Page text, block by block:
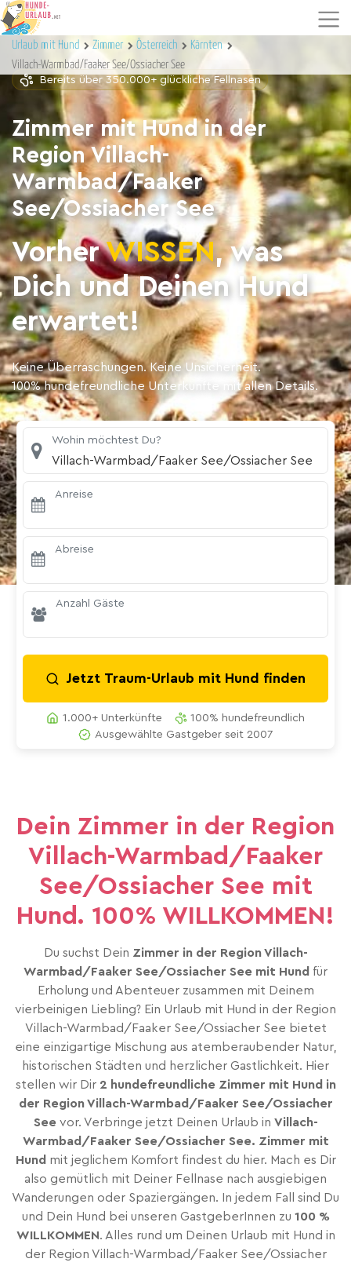
Urlaub mit Hund Zimmer Österreich
Kärnten
Villach-Warmbad/Faaker See/Ossiacher See
Bereits über 350.000+ glückliche Fellnasen
Zimmer mit Hund in der
Region Villach-
Warmbad/Faaker
See/Ossiacher See
VorherWISSEN, was
Dich und Deinen Hund
erwartet!
Keine Überraschungen. Keine Unsicherheit.
100% hundefreundliche Unterkünfte mit allen Details.
Wohin möchtest Du?
Villach-Warmbad/Faaker See/Ossiacher See
Anreise
Abreise
Anzahl Gäste
Jetzt Traum-Urlaub mit Hund finden
1.000+ Unterkünfte
100% hundefreundlich
Ausgewählte Gastgeber seit 2007
Dein Zimmer in der Region
Villach-Warmbad/Faaker
See/Ossiacher See mit
Hund. 100% WILLKOMMEN!
Du suchst Dein Zimmer in der Region Villach-
Warmbad/Faaker See/Ossiacher See mit Hund für
Erholung und Abenteuer zusammen mit Deinem
vierbeinigen Liebling? Ein Urlaub mit Hund in der Region
Villach-Warmbad/Faaker See/Ossiacher See bietet
eine einzigartige Mischung aus atemberaubender Natur,
historischen Städten und herzlicher Gastlichkeit. Hier
stellen wir Dir 2 hundefreundliche Zimmer mit Hund in
der Region Villach-Warmbad/Faaker See/Ossiacher
See vor. Verbringe jetzt Deinen Urlaub in Villach-
Warmbad/Faaker See/Ossiacher See. Zimmer mit
Hund mit jeglichem Komfort findest du hier. Mach es Dir
also gemütlich mit Deiner Fellnase nach ausgiebigen
Wanderungen oder Spaziergängen. In jedem Fall sind Du
und Dein Hund bei unseren GastgeberInnen zu 100 %
WILLKOMMEN. Alles rund um Deinen Urlaub mit Hund in
der Region Villach-Warmbad/Faaker See/Ossiacher